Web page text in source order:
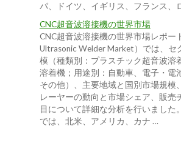
パ、ドイツ、イギリス、フランス、
CNC超音波溶接機の世界市場
CNC超音波溶接機の世界市場レポー
Ultrasonic Welder Market）では、セ
模（種類別：プラスチック超音波溶
溶着機；用途別：自動車、電子・電
その他）、主要地域と国別市場規模
レーヤーの動向と市場シェア、販売
目について詳細な分析を行いました
では、北米、アメリカ、カナ …